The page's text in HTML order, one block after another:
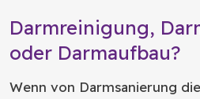
Darmreinigung,
oder Darmaufbau?
Wenn von Darmsanierung